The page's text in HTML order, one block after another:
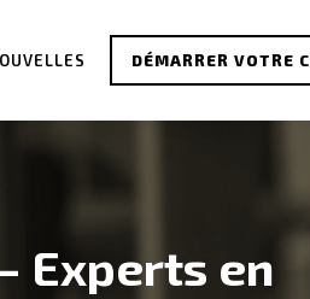
DÉMARRER VOTRE
Experts en